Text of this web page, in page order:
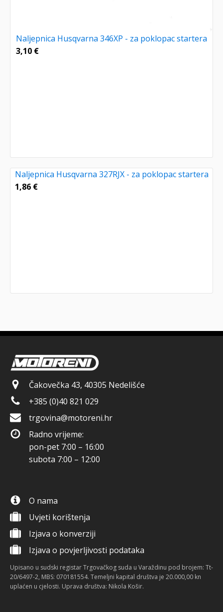
Naljepnica Husqvarna 346XP - za poklopac startera
3,10 €
Naljepnica Husqvarna 327RJX - za poklopac startera
1,86 €
Čakovečka 43, 40305 Nedelišće
+385 (0)40 821 029
trgovina@motoreni.hr
Radno vrijeme:
pon-pet 7:00 – 16:00
subota 7:00 – 12:00
O nama
Uvjeti korištenja
Izjava o konverziji
Izjava o povjerljivosti podataka
Upisano u sudski registar Trgovačkog suda u Varaždinu pod brojem: Tt-
20/6497-2, MBS: 070181554. Temeljni kapital društva je 20.000,00 kn
uplaćen u cjelosti. Uprava društva: Nikola Košir.